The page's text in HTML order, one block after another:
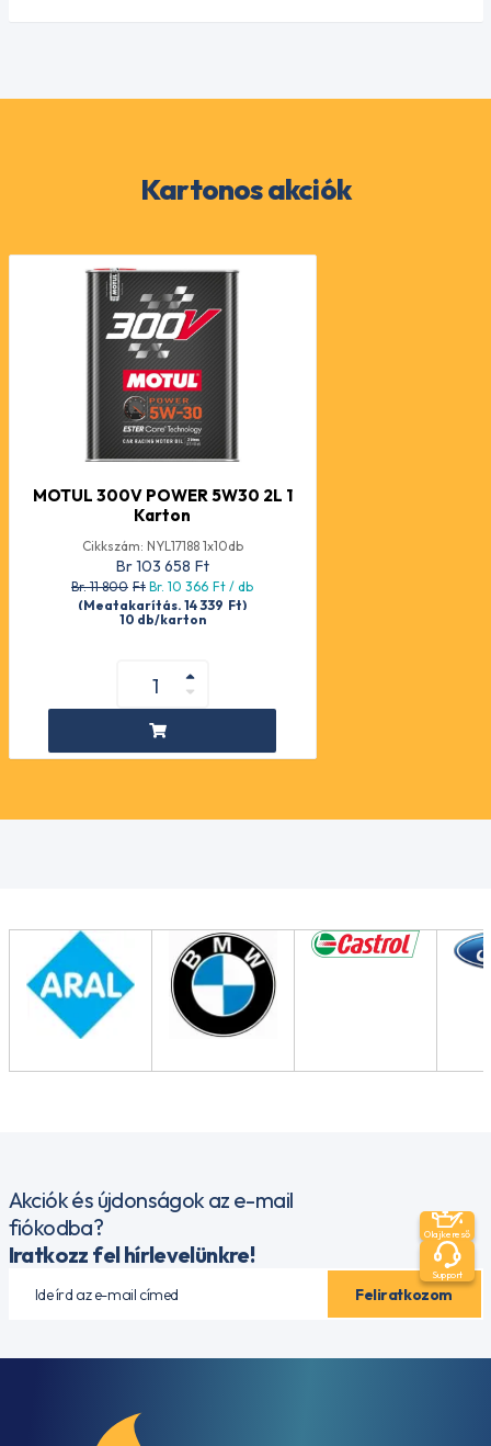
Kartonos akciók
MOTUL 300V POWER 5W30 2L 1
Karton
Cikkszám: NYL17188 1x10db
Br 103 658 Ft
Br. 11 800 Ft Br. 10 366 Ft / db
(Megtakarítás. 14 339 Ft)
10 db/karton
Akciók és újdonságok az e-mail
fiókodba?
Iratkozz fel hírlevelünkre!
Olajkereső
Support